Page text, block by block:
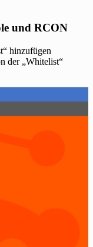
und RCON
hinzufügen
der „Whitelist“